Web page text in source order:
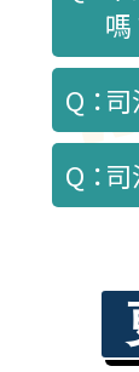
嗎
除
政治
心理
育、
系都
三
歲)；
四
五
第